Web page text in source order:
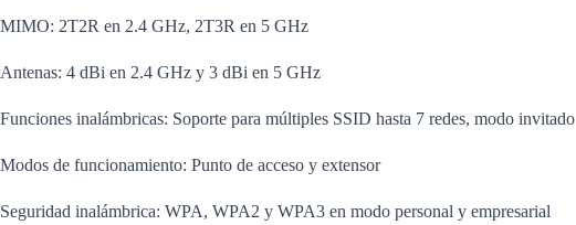
MIMO: 2T2R en 2.4 GHz, 2T3R en 5 GHz
Antenas: 4 dBi en 2.4 GHz y 3 dBi en 5 GHz
Funciones inalámbricas: Soporte para múltiples SSID hasta 7 redes, modo invitado
Modos de funcionamiento: Punto de acceso y extensor
Seguridad inalámbrica: WPA, WPA2 y WPA3 en modo personal y empresarial